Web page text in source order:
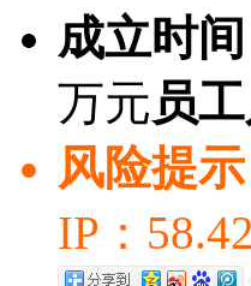
成立时间
万元 员
风险提示
IP：